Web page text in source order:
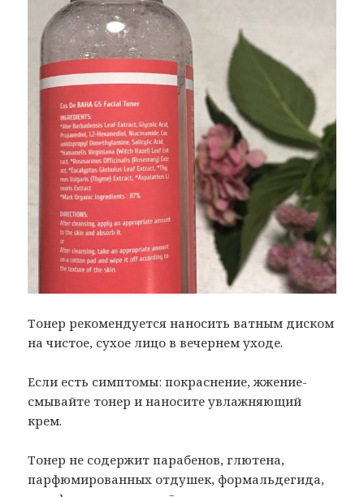
Тонер рекомендуется наносить ватным диском
на чистое, сухое лицо в вечернем уходе.
Если есть симптомы: покраснение, жжение-
смывайте тонер и наносите увлажняющий
крем.
Тонер не содержит парабенов, глютена,
парфюмированных отдушек, формальдегида,